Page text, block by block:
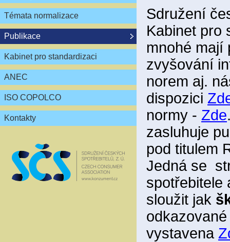
Témata normalizace
Publikace
Kabinet pro standardizaci
ANEC
ISO COPOLCO
Kontakty
Sdružení
Kabinet pro
mnohé mají
zvyšování
norem aj.
dispozici
normy - Zde
zasluhuje
pod titulem
Jedná se
spotřebitele
sloužit jak
vystavena